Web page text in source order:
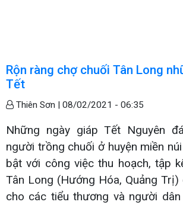
Rộn ràng chợ chuối Tân Long
Tết
Thiên Sơn | 08/02/2021 - 06:35
Những ngày giáp Tết Nguyên
người trồng chuối ở huyện miền
bật với công việc thu hoạch, tập
Tân Long (Hướng Hóa, Quảng
cho các tiểu thương và người